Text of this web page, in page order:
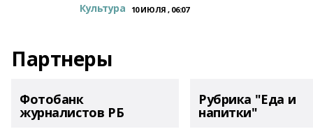
Культура 10 ИЮЛЯ , 06:07
Партнеры
Фотобанк
журналистов РБ
Рубрика "Еда и
напитки"